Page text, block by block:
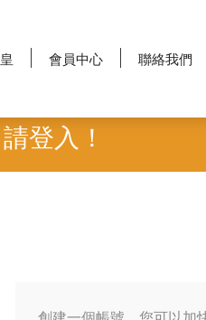
會員中心 聯絡我們
登入！